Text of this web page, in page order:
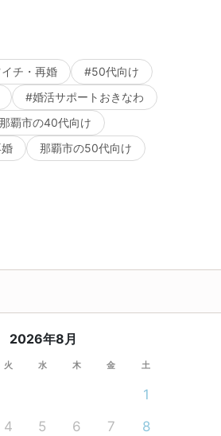
チ・再婚
#50代向け
#婚活サポートおきなわ
那覇市の40代向け
那覇市の50代向け
2026年8月
火 水 木 金 土
1
4 5 6 7
8